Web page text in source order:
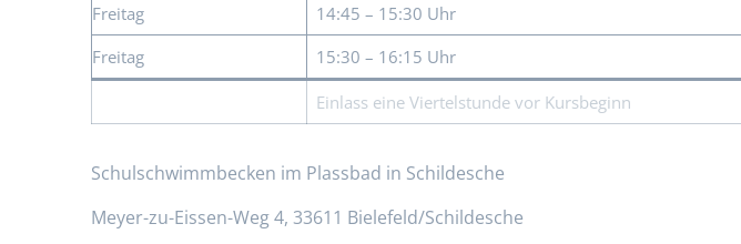
Freitag
14:45 – 15:30 Uhr
Freitag
15:30 – 16:15 Uhr
Einlass eine Viertelstunde vor Kursbeginn
Schulschwimmbecken im Plassbad in Schildesche
Meyer-zu-Eissen-Weg 4, 33611 Bielefeld/Schildesche